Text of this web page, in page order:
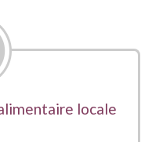
locale